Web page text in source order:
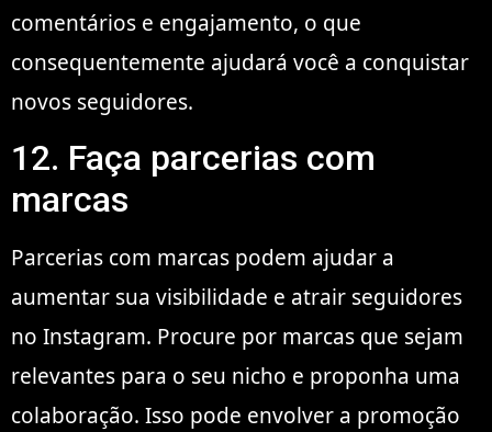
comentários e engajamento, o que
consequentemente ajudará você a conquistar
novos seguidores.
12. Faça parcerias com
marcas
Parcerias com marcas podem ajudar a
aumentar sua visibilidade e atrair seguidores
no Instagram. Procure por marcas que sejam
relevantes para o seu nicho e proponha uma
colaboração. Isso pode envolver a promoção